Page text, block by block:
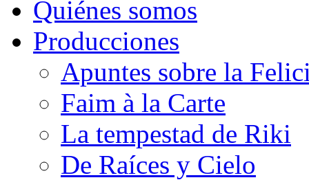
Quiénes somos
Producciones
Apuntes sobre la
Faim à la Carte
La tempestad de Riki
De Raíces y Cielo